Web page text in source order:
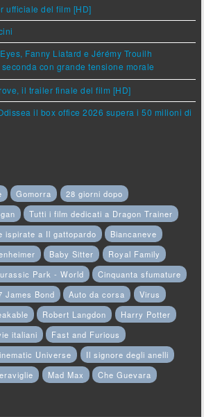
ufficiale del film [HD]
Fanny Liatard e Jérémy Trouilh
con grande tensione morale
il trailer finale del film [HD]
il box office 2026 supera i 50 milioni di
Gomorra
28 giorni dopo
Tutti i film dedicati a Dragon Trainer
ispirate a Il gattopardo
Biancaneve
Baby Sitter
Royal Family
Park - World
Cinquanta sfumature
James Bond Auto da corsa
Virus
Robert Langdon
Harry Potter
italiani
Fast and Furious
Universe
Il signore degli anelli
Mad Max
Che Guevara